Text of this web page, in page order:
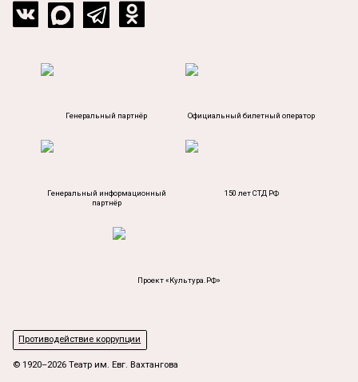
Генеральный партнёр Официальный билетный оператор
Генеральный информационный
партнёр
150 лет СТД РФ
Проект «Культура.РФ»
Противодействие коррупции
© 1920–2026 Театр им. Евг. Вахтангова